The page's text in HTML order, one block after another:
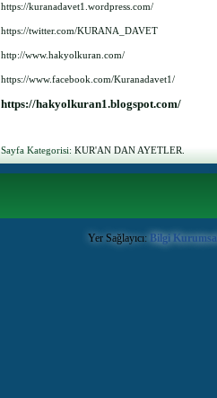
https://kuranadavet1.wordpress.com/
https://twitter.com/KURANA_DAVET
http://www.hakyolkuran.com/
https://www.facebook.com/Kuranadavet1/
https://hakyolkuran1.blogspot.com/
Sayfa Kategorisi: KUR'AN DAN AYETLER.
Yer Sağlayıcı: Bilgi Kurumsal